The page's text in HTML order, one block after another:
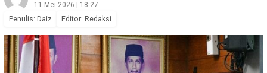
11 Mei 2026 | 18:27
Penulis: Daiz Editor: Redaksi